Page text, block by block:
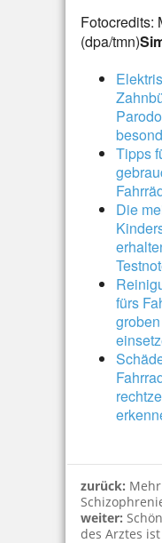
Fotocredits:
(dpa/tmn)
Tipps
Die
fürs
zurück:
weiter:
des Arztes